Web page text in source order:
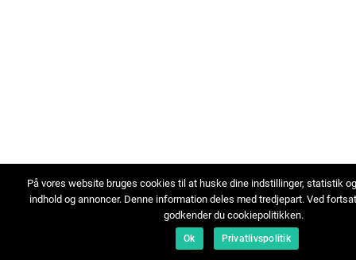
På vores website bruges cookies til at huske dine indstillinger, statistik
indhold og annoncer. Denne information deles med tredjepart. Ved
godkender du cookiepolitikken.
Ok Privatlivspolitik